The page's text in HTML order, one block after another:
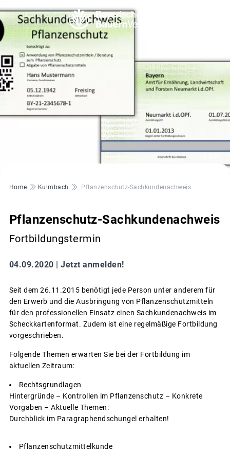
Pfadnavigation
Home Kulmbach Pflanzenschutz-Sachkundenachweis
Pflanzenschutz-Sachkundenachweis
Fortbildungstermin
04.09.2020 | Jetzt anmelden!
Seit dem 26.11.2015 benötigt jede Person unter anderem für
den Erwerb und die Ausbringung von Pflanzenschutzmitteln
für den professionellen Einsatz einen Sachkundenachweis im
Scheckkartenformat. Zudem ist eine regelmäßige Fortbildung
vorgeschrieben.
Folgende Themen erwarten Sie bei der Fortbildung im
aktuellen Zeitraum:
Rechtsgrundlagen
Hintergründe – Kontrollen im Pflanzenschutz – Konkrete
Vorgaben – Aktuelle Themen:
Durchblick im Paragraphendschungel erhalten!
Pflanzenschutzmittelkunde